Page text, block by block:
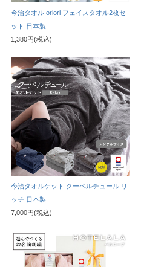
今治タオル oriori フェイスタオル2枚セ
ット 日本製
1,380円(税込)
今治タオルケット クーベルチュール リ
ッチ 日本製
7,000円(税込)